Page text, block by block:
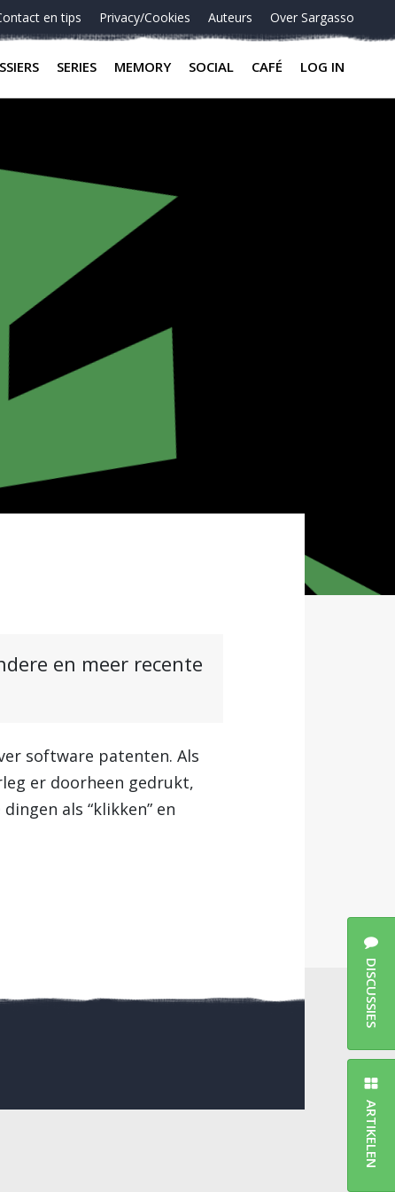
en tips Privacy/Cookies Auteurs Over Sargasso
SERIES MEMORY SOCIAL CAFÉ LOG IN
en meer recente
software patenten. Als
er doorheen gedrukt,
als “klikken” en
DISCUSSIES
ARTIKELEN